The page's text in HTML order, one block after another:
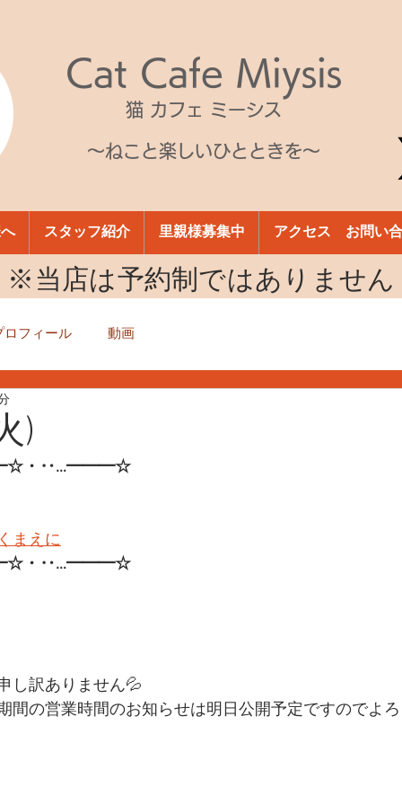
Cat Cafe Miysis
猫 カフェ ミーシス
～ねこと楽しいひとときを～
スタッフ紹介 里親様募集中 アクセス お問い
​※当店は予約制ではありません
ロフィール 動画
)
・‥…━━━☆
まえに
・‥…━━━☆
し訳ありません💦
間の営業時間のお知らせは明日公開予定ですのでよ